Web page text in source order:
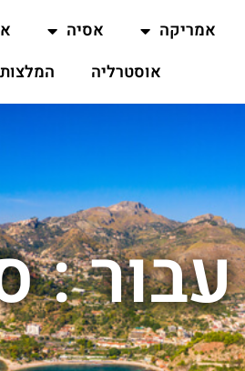
אמריקה אסיה
אוסטרליה
המלצות
: